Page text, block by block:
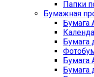
Папки
Бумажная
Бумага
Бумага
Бумага
Бумага